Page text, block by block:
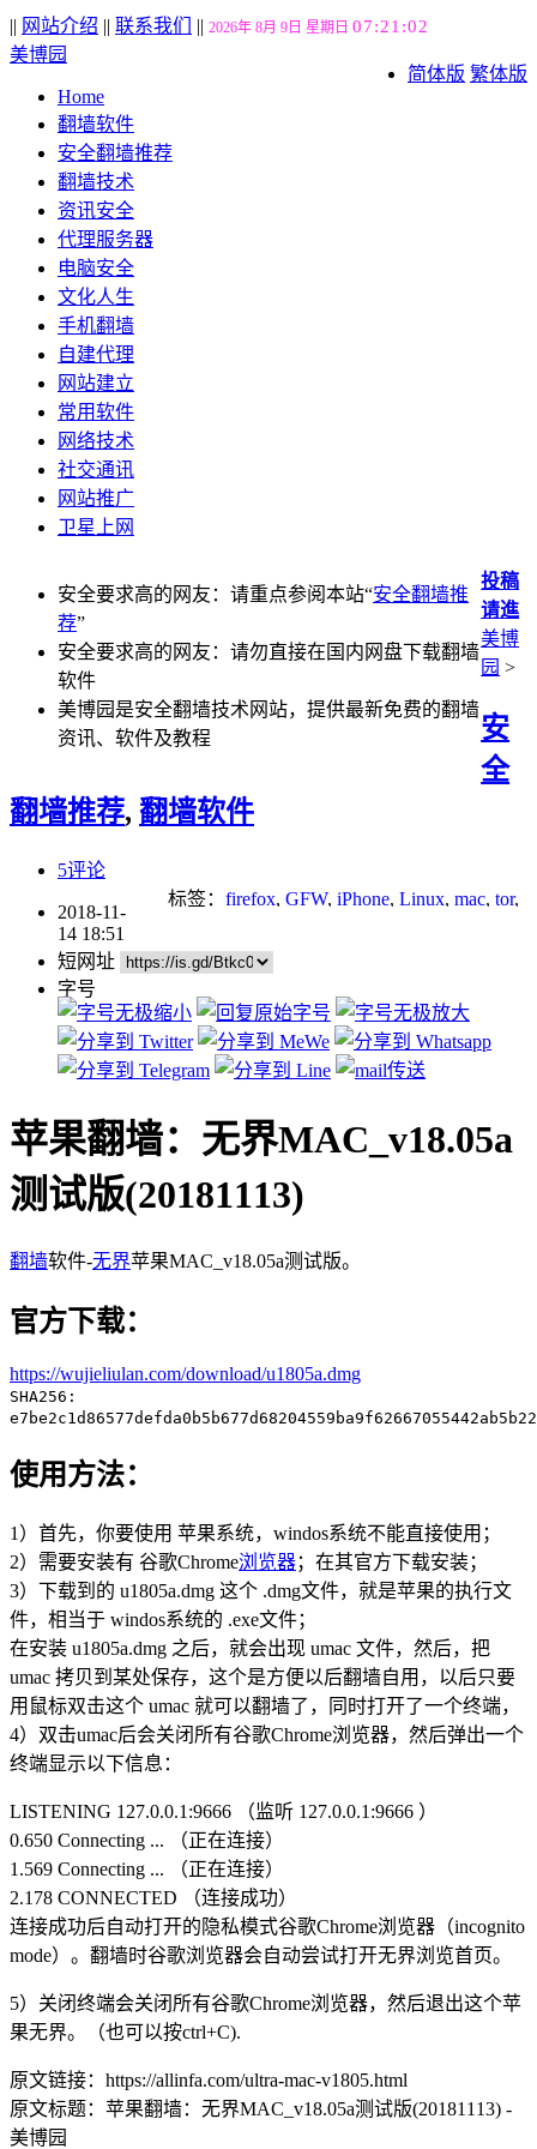
|| 网站介绍 || 联系我们 || 2026年 8月 9日 星期日 07:21:03
简体版 繁体版
美博园
Home
翻墙软件
安全翻墙推荐
翻墙技术
资讯安全
代理服务器
电脑安全
文化人生
手机翻墙
自建代理
网站建立
常用软件
网络技术
社交通讯
网站推广
卫星上网
安全要求高的网友：请重点参阅本站“安全翻墙推
荐”
安全要求高的网友：请勿直接在国内网盘下载翻墙
软件
美博园是安全翻墙技术网站，提供最新免费的翻墙
资讯、软件及教程
投稿
请進
美博
园 >
安
全
翻墙推荐, 翻墙软件
5评论
标签： firefox, GFW, iPhone, Linux, mac, tor,
安卓,无界,自由门
2018-11-
14 18:51
短网址
字号
苹果翻墙：无界MAC_v18.05a
测试版(20181113)
翻墙软件-无界苹果MAC_v18.05a测试版。
官方下载：
https://wujieliulan.com/download/u1805a.dmg
SHA256:
使用方法：
1）首先，你要使用 苹果系统，windos系统不能直接使用；
2）需要安装有 谷歌Chrome浏览器；在其官方下载安装；
3）下载到的 u1805a.dmg 这个 .dmg文件，就是苹果的执行文
件，相当于 windos系统的 .exe文件；
在安装 u1805a.dmg 之后，就会出现 umac 文件，然后，把
umac 拷贝到某处保存，这个是方便以后翻墙自用，以后只要
用鼠标双击这个 umac 就可以翻墙了，同时打开了一个终端，
4）双击umac后会关闭所有谷歌Chrome浏览器，然后弹出一个
终端显示以下信息：
LISTENING 127.0.0.1:9666 （监听 127.0.0.1:9666 ）
0.650 Connecting ... （正在连接）
1.569 Connecting ... （正在连接）
2.178 CONNECTED （连接成功）
连接成功后自动打开的隐私模式谷歌Chrome浏览器（incognito
mode）。翻墙时谷歌浏览器会自动尝试打开无界浏览首页。
5）关闭终端会关闭所有谷歌Chrome浏览器，然后退出这个苹
果无界。（也可以按ctrl+C).
原文链接：https://allinfa.com/ultra-mac-v1805.html
原文标题：苹果翻墙：无界MAC_v18.05a测试版(20181113) -
美博园